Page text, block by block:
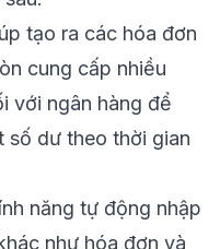
tạo ra các hóa đơn
cung cấp nhiều
với ngân hàng để
số dư theo thời gian
năng tự động nhập
như hóa đơn và